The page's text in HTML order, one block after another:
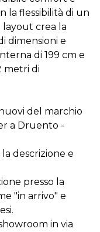
la flessibilità di un
crea la
dimensioni e
di 199 cm e
metri di
del marchio
a Druento -
descrizione e
presso la
"in arrivo" e
in via